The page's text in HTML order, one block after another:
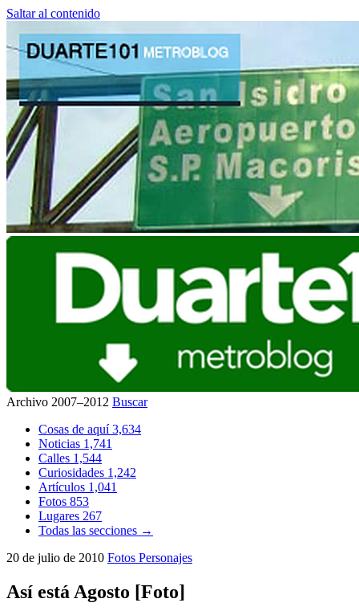
Saltar al contenido
Archivo 2007–2012 Buscar
Cosas de aquí3,634
Noticias 1,741
Calles 1,544
Curiosidades 1,242
Artículos 1,041
Fotos 853
Lugares 267
Todas las secciones →
20 de julio de 2010 Fotos Personajes
Así está Agosto [Foto]